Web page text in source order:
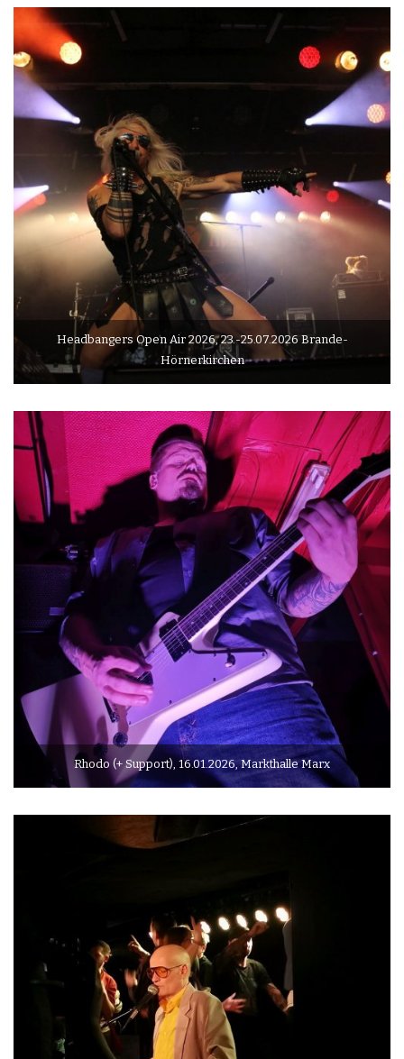
Headbangers Open Air 2026, 23.-25.07.2026 Brande-
Hörnerkirchen
Rhodo (+ Support), 16.01.2026, Markthalle Marx